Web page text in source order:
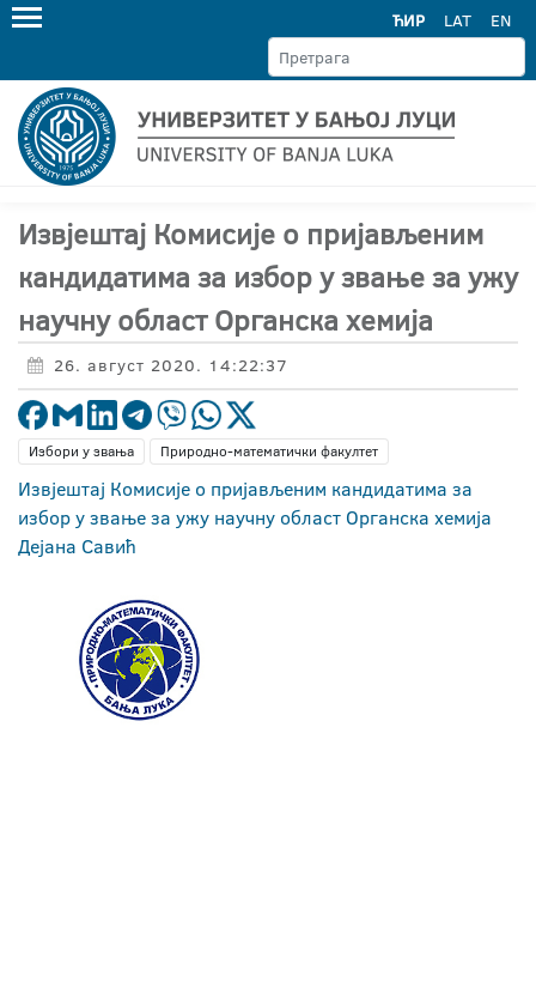
ЋИР LAT EN
Извјештај Комисије о пријављеним
кандидатима за избор у звање за ужу
научну област Органска хемија
26. август 2020. 14:22:37
Избори у звања Природно-математички факултет
Извјештај Комисије о пријављеним кандидатима за
избор у звање за ужу научну област Органска хемија
Дејана Савић